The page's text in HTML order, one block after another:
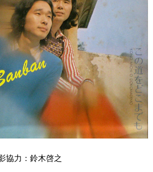
協力：鈴木啓之